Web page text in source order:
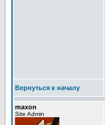
Вернуться к началу
maxon
Site Admin